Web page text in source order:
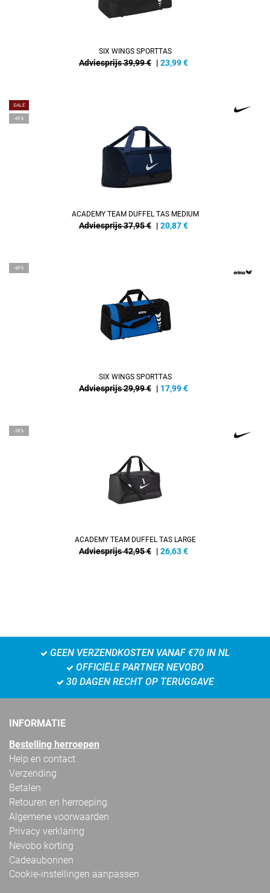
SIX WINGS SPORTTAS
Adviesprijs 39,99 € | 23,99€
SALE
-45%
ACADEMY TEAM DUFFEL TAS MEDIUM
Adviesprijs 37,95 € | 20,87€
-40%
SIX WINGS SPORTTAS
Adviesprijs 29,99 € | 17,99€
-38%
ACADEMY TEAM DUFFEL TAS LARGE
Adviesprijs 42,95 € | 26,63€
GEEN VERZENDKOSTEN VANAF €70 IN NL
OFFICIËLE PARTNER NEVOBO
30 DAGEN RECHT OP TERUGGAVE
INFORMATIE
Bestelling herroepen
Help en contact
Verzending
Betalen
Retouren en herroeping
Algemene voorwaarden
Privacy verklaring
Nevobo korting
Cadeaubonnen
Cookie-instellingen aanpassen